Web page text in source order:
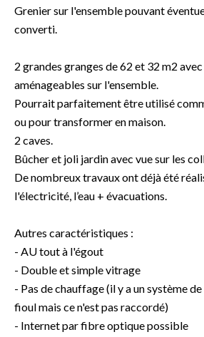
Grenier sur l'ensemble pouvant
converti.
2 grandes granges de 62 et 32 ​​m2
aménageables sur l'ensemble.
Pourrait parfaitement être utilisé
ou pour transformer en maison.
2 caves.
Bûcher et joli jardin avec vue sur les
De nombreux travaux ont déjà été
l'électricité, l’eau + évacuations.
Autres caractéristiques :
- AU tout à l'égout
- Double et simple vitrage
- Pas de chauffage (il y a un système
fioul mais ce n'est pas raccordé)
- Internet par fibre optique possible